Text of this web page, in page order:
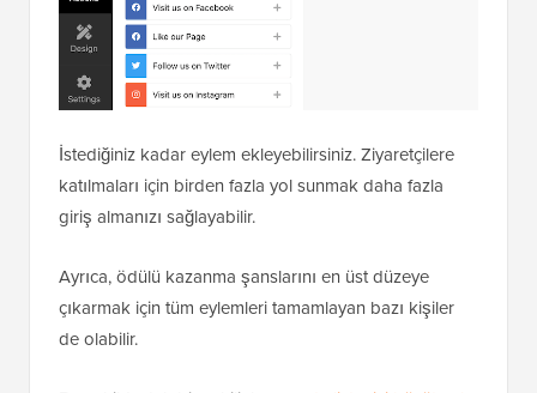
İstediğiniz kadar eylem ekleyebilirsiniz. Ziyaretçilere
katılmaları için birden fazla yol sunmak daha fazla
giriş almanızı sağlayabilir.
Ayrıca, ödülü kazanma şanslarını en üst düzeye
çıkarmak için tüm eylemleri tamamlayan bazı kişiler
de olabilir.